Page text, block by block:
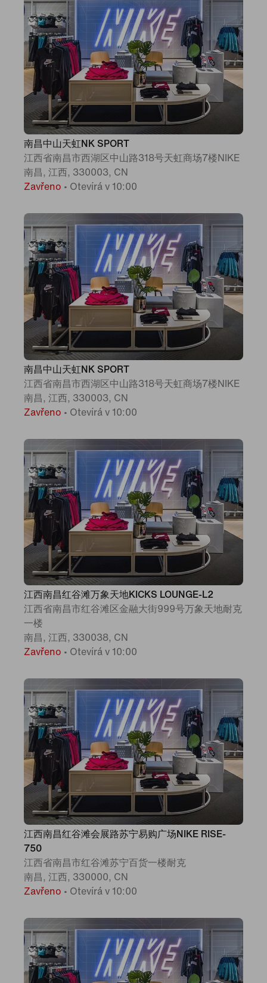
南昌中山天虹NK SPORT
江西省南昌市西湖区中山路318号天虹商场7楼NIKE
南昌, 江西, 330003, CN
Zavřeno • Otevírá v 10:00
南昌中山天虹NK SPORT
江西省南昌市西湖区中山路318号天虹商场7楼NIKE
南昌, 江西, 330003, CN
Zavřeno • Otevírá v 10:00
江西南昌红谷滩万象天地KICKS LOUNGE-L2
江西省南昌市红谷滩区金融大街999号万象天地耐克
一楼
南昌, 江西, 330038, CN
Zavřeno • Otevírá v 10:00
江西南昌红谷滩会展路苏宁易购广场NIKE RISE-
750
江西省南昌市红谷滩苏宁百货一楼耐克
南昌, 江西, 330000, CN
Zavřeno • Otevírá v 10:00